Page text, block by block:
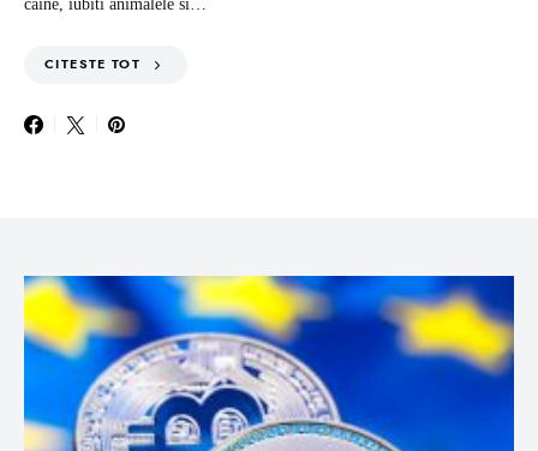
caine, iubiti animalele si…
CITESTE TOT